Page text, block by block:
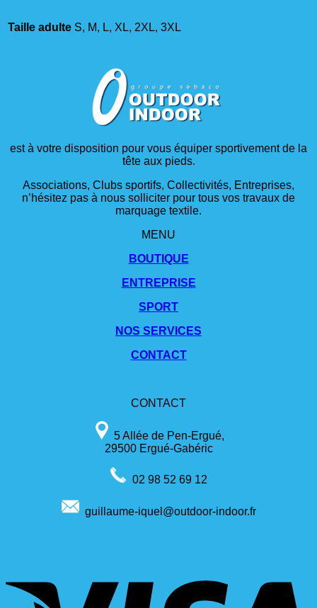
Taille adulte S, M, L, XL, 2XL, 3XL
est à votre disposition pour vous équiper sportivement de la
tête aux pieds.
Associations, Clubs sportifs, Collectivités, Entreprises,
n’hésitez pas à nous solliciter pour tous vos travaux de
marquage textile.
MENU
BOUTIQUE
ENTREPRISE
SPORT
NOS SERVICES
CONTACT
CONTACT
5 Allée de Pen-Ergué,
29500 Ergué-Gabéric
02 98 52 69 12
guillaume-iquel@outdoor-indoor.fr